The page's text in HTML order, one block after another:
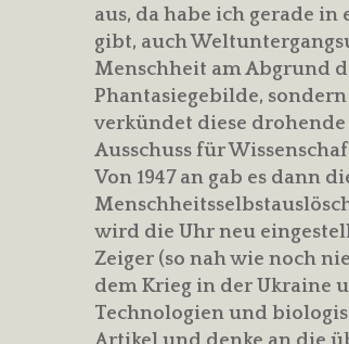
aus, da habe ich gerade in
gibt, auch
Menschheit am Abgrund
Phantasiegebilde,
verkündet diese drohende
Ausschuss für
Von 1947 an gab es dann
wird die Uhr neu
Zeiger (so nah wie noch
dem Krieg in der Ukraine
Technologien und